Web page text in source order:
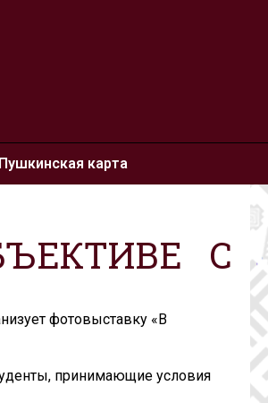
карта
С
фотовыставку «В
принимающие условия